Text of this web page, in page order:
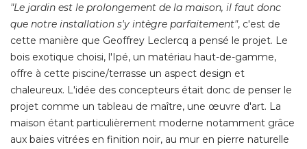
"Le jardin est le prolongement de la maison, il faut donc
que notre installation s'y intègre parfaitement", c'est de
cette manière que Geoffrey Leclercq a pensé le projet. Le
bois exotique choisi, l'Ipé, un matériau haut-de-gamme,
offre à cette piscine/terrasse un aspect design et
chaleureux. L'idée des concepteurs était donc de penser le
projet comme un tableau de maître, une œuvre d'art. La
maison étant particulièrement moderne notamment grâce
aux baies vitrées en finition noir, au mur en pierre naturelle